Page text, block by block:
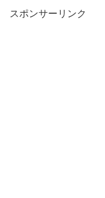
スポンサーリンク